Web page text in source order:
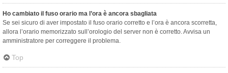
Ho cambiato il fuso orario ma l’ora è ancora sbagliata
Se sei sicuro di aver impostato il fuso orario corretto e l’ora è ancora scorretta,
allora l’orario memorizzato sull’orologio del server non è corretto. Avvisa un
amministratore per correggere il problema.
Top